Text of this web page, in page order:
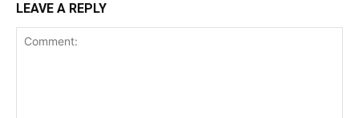
LEAVE A REPLY